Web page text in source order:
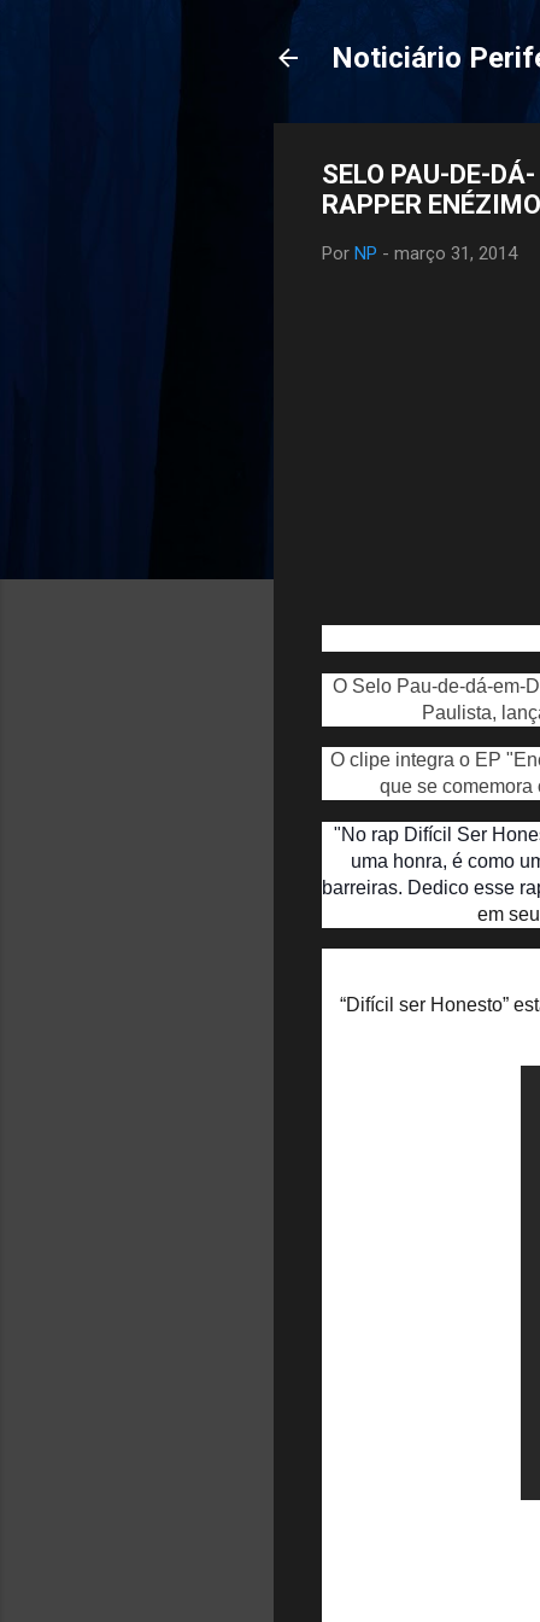
Noticiário
SELO PAU-DE-
Por NP - março 31, 2014
O Selo Pau-de-dá-em-
Paulista,
O clipe integra o EP
que se
"No rap Difícil Ser
uma honra, é como
barreiras. Dedico esse
em
“Difícil ser Honesto”